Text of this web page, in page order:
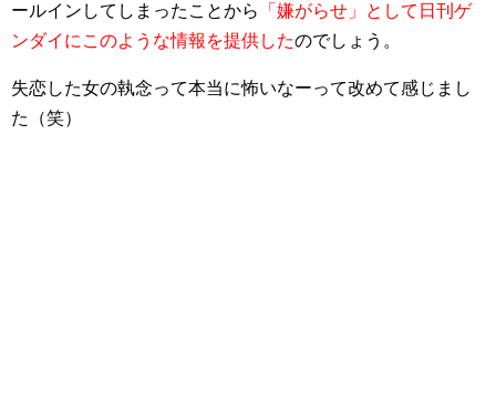
ールインしてしまったことから
「嫌がらせ」として日刊ゲ
ンダイにこのような情報を提供したのでしょう。
失恋した女の執念って本当に怖いなーって改めて感じまし
た（笑）